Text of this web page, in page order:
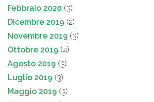
Febbraio 2020 (3)
Dicembre 2019 (2)
Novembre 2019 (3)
Ottobre 2019 (4)
Agosto 2019 (3)
Luglio 2019 (3)
Maggio 2019 (3)